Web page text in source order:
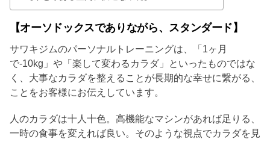
【オーソドックスでありながら、スタンダード】
サワキジムのパーソナルトレーニングは、「1ヶ月
で-10kg」や「楽して変わるカラダ」といったものではな
く、大事なカラダを整えることが長期的な幸せに繋がる、
ことをお客様にお伝えしています。
人のカラダは十人十色。高機能なマシンがあれば足りる、
一時の食事を変えれば良い。そのような視点でカラダを見